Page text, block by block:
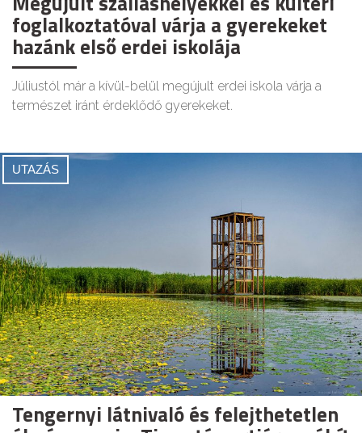
foglalkoztatóval várja a gyerekeket
hazánk első erdei iskolája
Júliustól már a kívül-belül megújult erdei iskola várja a
természet iránt érdeklődő gyerekeket.
UTAZÁS
Tengernyi látnivaló és felejthetetlen